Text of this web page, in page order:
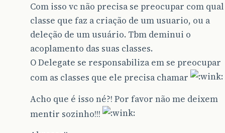
Com isso vc não precisa se preocupar com qual
classe que faz a criação de um usuario, ou a
deleção de um usuário. Tbm deminui o
acoplamento das suas classes.
O Delegate se responsabiliza em se preocupar
com as classes que ele precisa chamar
Acho que é isso né?! Por favor não me deixem
mentir sozinho!!!